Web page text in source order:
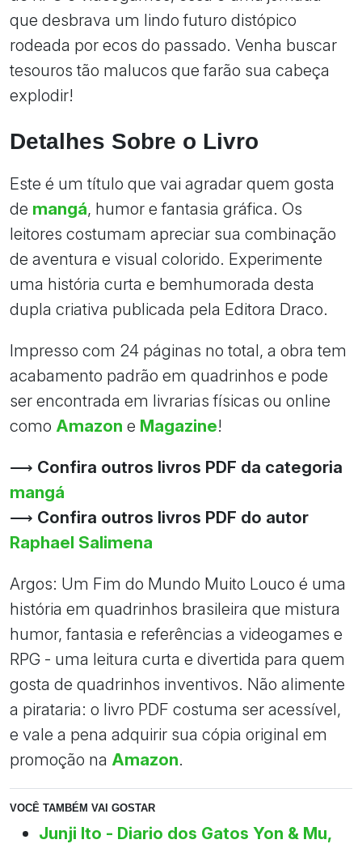
que desbrava um lindo futuro distópico
rodeada por ecos do passado. Venha buscar
tesouros tão malucos que farão sua cabeça
explodir!
Detalhes Sobre o Livro
Este é um título que vai agradar quem gosta
de mangá, humor e fantasia gráfica. Os
leitores costumam apreciar sua combinação
de aventura e visual colorido. Experimente
uma história curta e bemhumorada desta
dupla criativa publicada pela Editora Draco.
Impresso com 24 páginas no total, a obra tem
acabamento padrão em quadrinhos e pode
ser encontrada em livrarias físicas ou online
como Amazon e Magazine!
⟶ Confira outros livros PDF da categoria
mangá
⟶ Confira outros livros PDF do autor
Raphael Salimena
Argos: Um Fim do Mundo Muito Louco é uma
história em quadrinhos brasileira que mistura
humor, fantasia e referências a videogames e
RPG - uma leitura curta e divertida para quem
gosta de quadrinhos inventivos. Não alimente
a pirataria: o livro PDF costuma ser acessível,
e vale a pena adquirir sua cópia original em
promoção na Amazon.
VOCÊ TAMBÉM VAI GOSTAR
Junji Ito - Diario dos Gatos Yon & Mu,